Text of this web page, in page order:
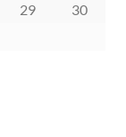
29
30